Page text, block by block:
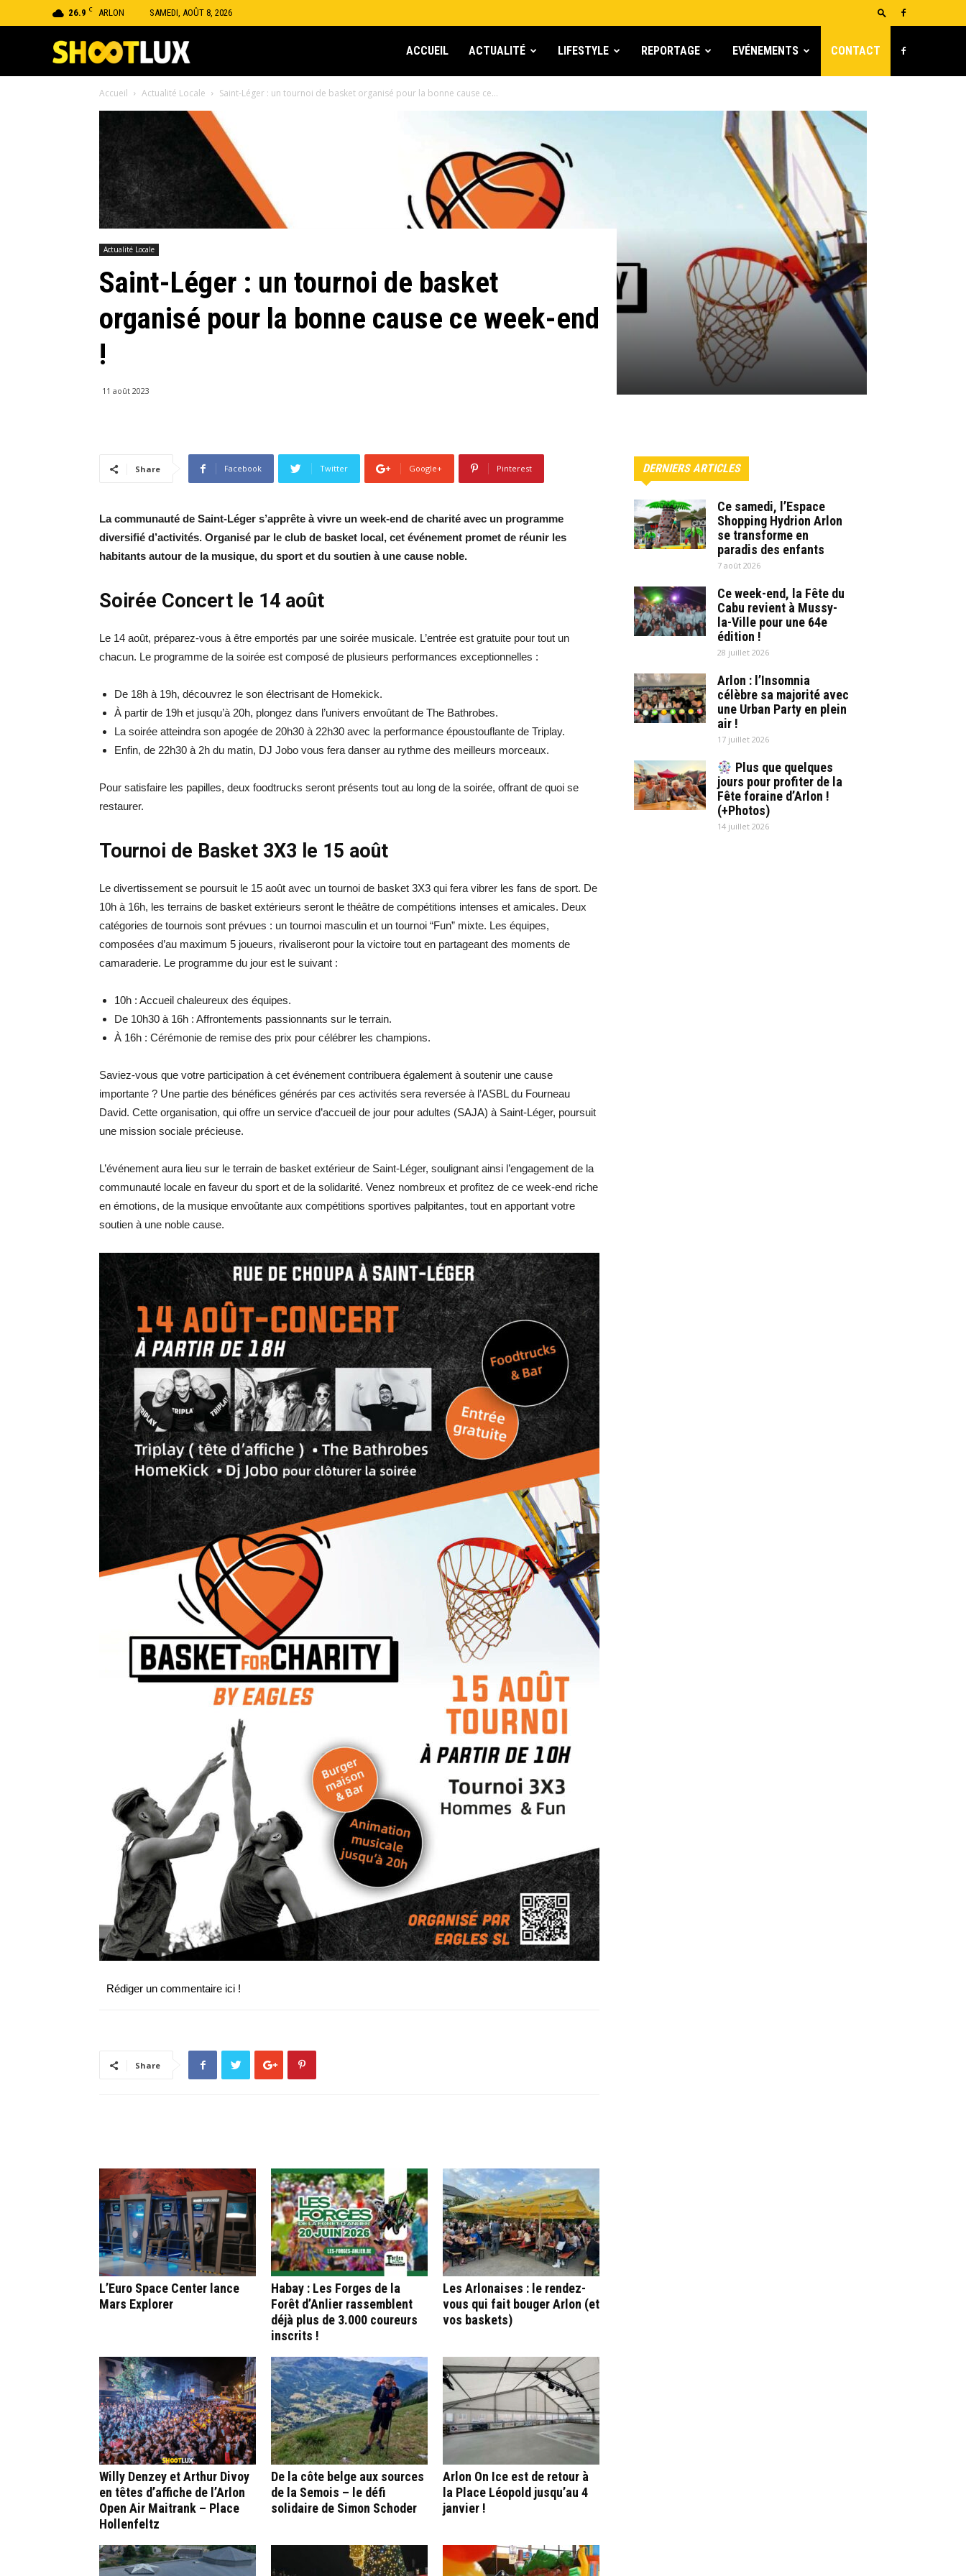
26.9 C ARLON SAMEDI, AOÛT 8, 2026
ACCUEIL ACTUALITÉ LIFESTYLE REPORTAGE EVÉNEMENTS CONTACT
Accueil Actualité Locale Saint-Léger : un tournoi de basket organisé pour la bonne cause ce...
Actualité Locale
Saint-Léger : un tournoi de basket
organisé pour la bonne cause ce week-end
!
11 août 2023
Share Facebook Twitter Google+ Pinterest
La communauté de Saint-Léger s’apprête à vivre un week-end de charité avec un programme
diversifié d’activités. Organisé par le club de basket local, cet événement promet de réunir les
habitants autour de la musique, du sport et du soutien à une cause noble.
Soirée Concert le 14 août
Le 14 août, préparez-vous à être emportés par une soirée musicale. L’entrée est gratuite pour tout un
chacun. Le programme de la soirée est composé de plusieurs performances exceptionnelles :
De 18h à 19h, découvrez le son électrisant de Homekick.
À partir de 19h et jusqu’à 20h, plongez dans l’univers envoûtant de The Bathrobes.
La soirée atteindra son apogée de 20h30 à 22h30 avec la performance époustouflante de Triplay.
Enfin, de 22h30 à 2h du matin, DJ Jobo vous fera danser au rythme des meilleurs morceaux.
Pour satisfaire les papilles, deux foodtrucks seront présents tout au long de la soirée, offrant de quoi se
restaurer.
Tournoi de Basket 3X3 le 15 août
Le divertissement se poursuit le 15 août avec un tournoi de basket 3X3 qui fera vibrer les fans de sport. De
10h à 16h, les terrains de basket extérieurs seront le théâtre de compétitions intenses et amicales. Deux
catégories de tournois sont prévues : un tournoi masculin et un tournoi “Fun” mixte. Les équipes,
composées d’au maximum 5 joueurs, rivaliseront pour la victoire tout en partageant des moments de
camaraderie. Le programme du jour est le suivant :
10h : Accueil chaleureux des équipes.
De 10h30 à 16h : Affrontements passionnants sur le terrain.
À 16h : Cérémonie de remise des prix pour célébrer les champions.
Saviez-vous que votre participation à cet événement contribuera également à soutenir une cause
importante ? Une partie des bénéfices générés par ces activités sera reversée à l’ASBL du Fourneau
David. Cette organisation, qui offre un service d’accueil de jour pour adultes (SAJA) à Saint-Léger, poursuit
une mission sociale précieuse.
L’événement aura lieu sur le terrain de basket extérieur de Saint-Léger, soulignant ainsi l’engagement de la
communauté locale en faveur du sport et de la solidarité. Venez nombreux et profitez de ce week-end riche
en émotions, de la musique envoûtante aux compétitions sportives palpitantes, tout en apportant votre
soutien à une noble cause.
Rédiger un commentaire ici !
Share
L’Euro Space Center lance
Mars Explorer
Habay : Les Forges de la
Forêt d’Anlier rassemblent
déjà plus de 3.000 coureurs
inscrits !
Les Arlonaises : le rendez-
vous qui fait bouger Arlon (et
vos baskets)
Willy Denzey et Arthur Divoy
en têtes d’affiche de l’Arlon
Open Air Maitrank – Place
Hollenfeltz
De la côte belge aux sources
de la Semois – le défi
solidaire de Simon Schoder
Arlon On Ice est de retour à
la Place Léopold jusqu’au 4
janvier !
DERNIERS ARTICLES
Ce samedi, l’Espace
Shopping Hydrion Arlon
se transforme en
paradis des enfants
7 août 2026
Ce week-end, la Fête du
Cabu revient à Mussy-
la-Ville pour une 64e
édition !
28 juillet 2026
Arlon : l’Insomnia
célèbre sa majorité avec
une Urban Party en plein
air !
17 juillet 2026
Plus que quelques
jours pour profiter de la
Fête foraine d’Arlon !
(+Photos)
14 juillet 2026